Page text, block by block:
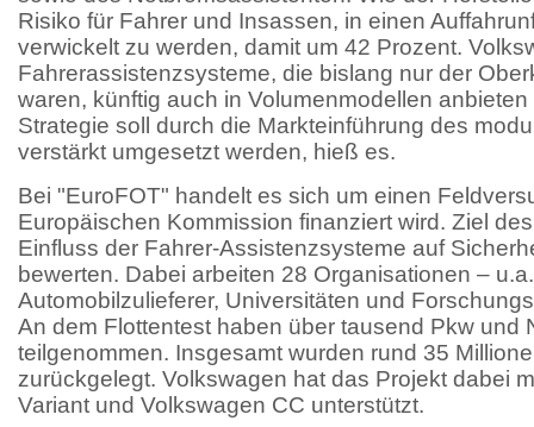
Risiko für Fahrer und Insassen, in einen
verwickelt zu werden, damit um 42 Prozent.
Fahrerassistenzsysteme, die bislang nur der
waren, künftig auch in Volumenmodellen
Strategie soll durch die Markteinführung des
verstärkt umgesetzt werden, hieß es.
Bei "EuroFOT" handelt es sich um einen
Europäischen Kommission finanziert wird. Ziel
Einfluss der Fahrer-Assistenzsysteme auf
bewerten. Dabei arbeiten 28 Organisationen –
Automobilzulieferer, Universitäten und
An dem Flottentest haben über tausend Pkw und
teilgenommen. Insgesamt wurden rund 35
zurückgelegt. Volkswagen hat das Projekt dabei
Variant und Volkswagen CC unterstützt.